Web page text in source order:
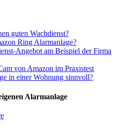
guten Wachdienst?
Ring Alarmanlage?
Angebot am Beispiel der Firma
von Amazon im Praxistest
in einer Wohnung sinnvoll?
Alarmanlage